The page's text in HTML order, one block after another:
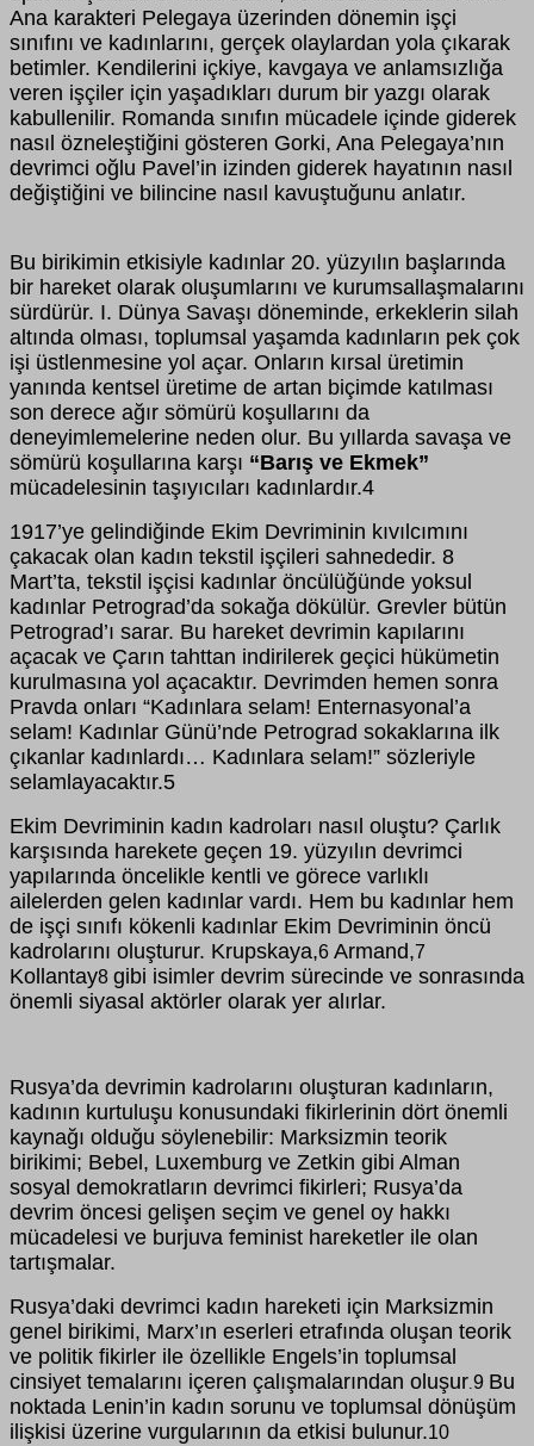
Ana karakteri Pelegaya üzerinden dönemin işçi
sınıfını ve kadınlarını, gerçek olaylardan yola çıkarak
betimler. Kendilerini içkiye, kavgaya ve anlamsızlığa
veren işçiler için yaşadıkları durum bir yazgı olarak
kabullenilir. Romanda sınıfın mücadele içinde giderek
nasıl özneleştiğini gösteren Gorki, Ana Pelegaya’nın
devrimci oğlu Pavel’in izinden giderek hayatının nasıl
değiştiğini ve bilincine nasıl kavuştuğunu anlatır.
Bu birikimin etkisiyle kadınlar 20. yüzyılın başlarında
bir hareket olarak oluşumlarını ve kurumsallaşmalarını
sürdürür. I. Dünya Savaşı döneminde, erkeklerin silah
altında olması, toplumsal yaşamda kadınların pek çok
işi üstlenmesine yol açar. Onların kırsal üretimin
yanında kentsel üretime de artan biçimde katılması
son derece ağır sömürü koşullarını da
deneyimlemelerine neden olur. Bu yıllarda savaşa ve
sömürü koşullarına karşı “Barış ve Ekmek”
mücadelesinin taşıyıcıları kadınlardır.4
1917’ye gelindiğinde Ekim Devriminin kıvılcımını
çakacak olan kadın tekstil işçileri sahnededir. 8
Mart’ta, tekstil işçisi kadınlar öncülüğünde yoksul
kadınlar Petrograd’da sokağa dökülür. Grevler bütün
Petrograd’ı sarar. Bu hareket devrimin kapılarını
açacak ve Çarın tahttan indirilerek geçici hükümetin
kurulmasına yol açacaktır. Devrimden hemen sonra
Pravda onları “Kadınlara selam! Enternasyonal’a
selam! Kadınlar Günü’nde Petrograd sokaklarına ilk
çıkanlar kadınlardı… Kadınlara selam!” sözleriyle
selamlayacaktır.5
Ekim Devriminin kadın kadroları nasıl oluştu? Çarlık
karşısında harekete geçen 19. yüzyılın devrimci
yapılarında öncelikle kentli ve görece varlıklı
ailelerden gelen kadınlar vardı. Hem bu kadınlar hem
de işçi sınıfı kökenli kadınlar Ekim Devriminin öncü
kadrolarını oluşturur. Krupskaya,6 Armand,7
Kollantay8 gibi isimler devrim sürecinde ve sonrasında
önemli siyasal aktörler olarak yer alırlar.
Rusya’da devrimin kadrolarını oluşturan kadınların,
kadının kurtuluşu konusundaki fikirlerinin dört önemli
kaynağı olduğu söylenebilir: Marksizmin teorik
birikimi; Bebel, Luxemburg ve Zetkin gibi Alman
sosyal demokratların devrimci fikirleri; Rusya’da
devrim öncesi gelişen seçim ve genel oy hakkı
mücadelesi ve burjuva feminist hareketler ile olan
tartışmalar.
Rusya’daki devrimci kadın hareketi için Marksizmin
genel birikimi, Marx’ın eserleri etrafında oluşan teorik
ve politik fikirler ile özellikle Engels’in toplumsal
cinsiyet temalarını içeren çalışmalarından oluşur.9 Bu
noktada Lenin’in kadın sorunu ve toplumsal dönüşüm
ilişkisi üzerine vurgularının da etkisi bulunur.10